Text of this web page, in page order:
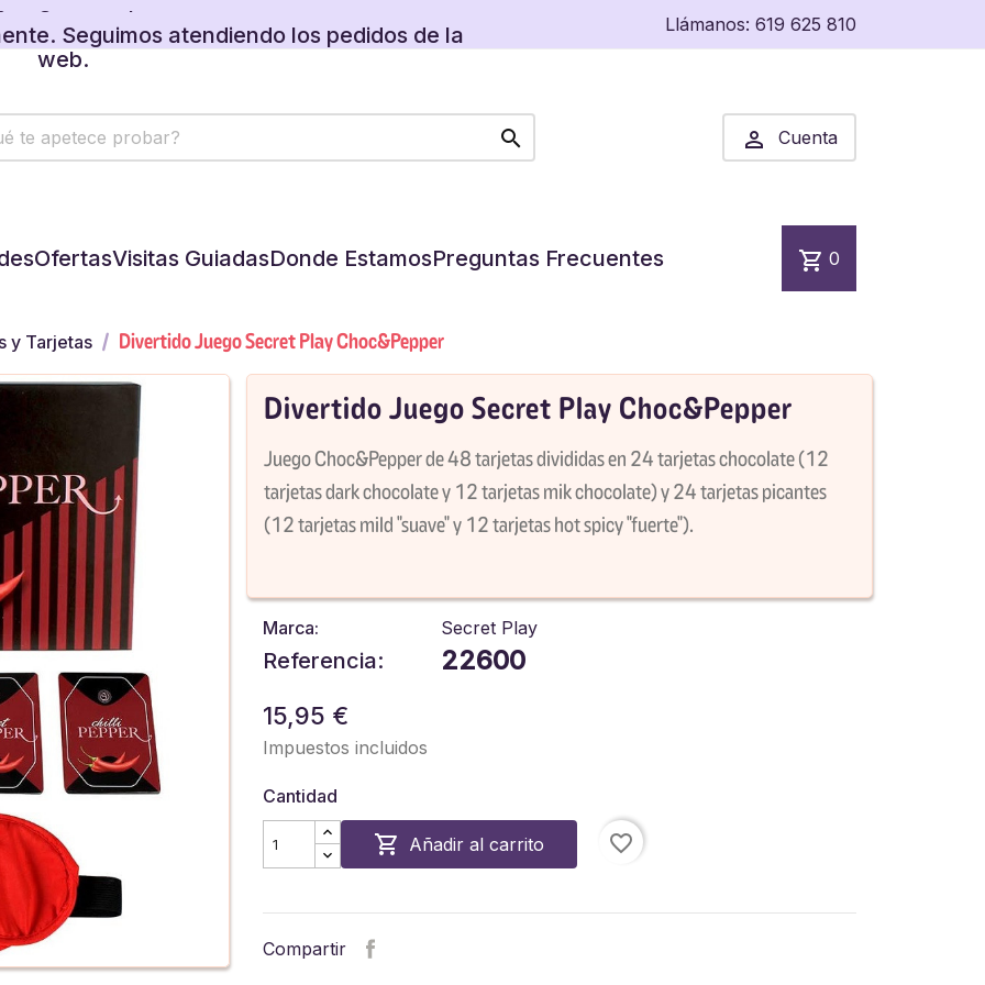
web.
regalos disponibles en tu carrito.
Seguimos atendiendo los pedidos de la
web.
regalos disponibles en tu carrito.
Llámanos: 619 625 810
  Cuenta
OfertasVisitas GuiadasDonde EstamosPreguntas Frecuentes shopping_cart 0
y Tarjetas Divertido Juego Secret Play Choc&Pepper
Divertido Juego Secret Play Choc&Pepper
Juego Choc&Pepper de 48 tarjetas divididas en 24 tarjetas chocolate (12
tarjetas dark chocolate y 12 tarjetas mik chocolate) y 24 tarjetas picantes
(12 tarjetas mild "suave" y 12 tarjetas hot spicy "fuerte").
Marca: Secret Play
Referencia: 22600
15,95 €
Impuestos incluidos
Cantidad
 Añadir al carrito favorite_border
Compartir